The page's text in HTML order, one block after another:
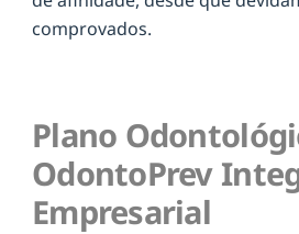
comprovados.
Plano
OdontoPrev
Empresarial